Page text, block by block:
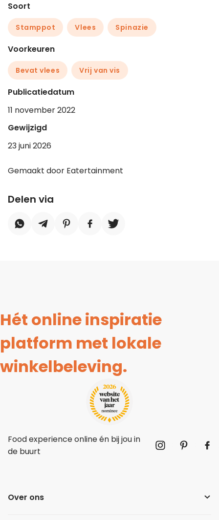
Soort
Stamppot Vlees Spinazie
Voorkeuren
Bevat vlees Vrij van vis
Publicatiedatum
11 november 2022
Gewijzigd
23 juni 2026
Gemaakt door Eatertainment
Delen via
Hét online inspiratie
platform met lokale
winkelbeleving.
Food experience online én bij jou in
de buurt
Over ons